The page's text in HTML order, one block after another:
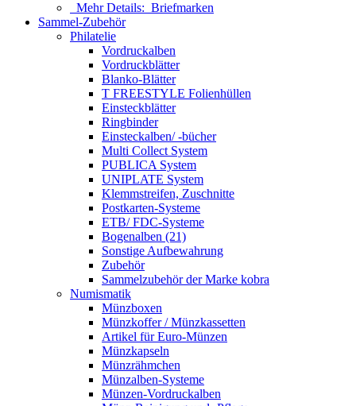
Mehr Details: Briefmarken
Sammel-Zubehör
Philatelie
Vordruckalben
Vordruckblätter
Blanko-Blätter
T FREESTYLE Folienhüllen
Einsteckblätter
Ringbinder
Einsteckalben/ -bücher
Multi Collect System
PUBLICA System
UNIPLATE System
Klemmstreifen, Zuschnitte
Postkarten-Systeme
ETB/ FDC-Systeme
Bogenalben (21)
Sonstige Aufbewahrung
Zubehör
Sammelzubehör der Marke kobra
Numismatik
Münzboxen
Münzkoffer / Münzkassetten
Artikel für Euro-Münzen
Münzkapseln
Münzrähmchen
Münzalben-Systeme
Münzen-Vordruckalben